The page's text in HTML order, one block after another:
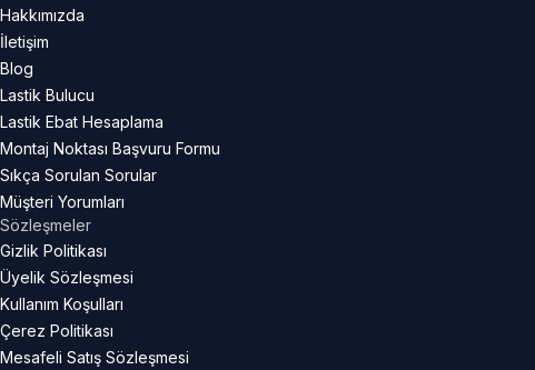
Hakkımızda
İletişim
Blog
Lastik Bulucu
Lastik Ebat Hesaplama
Montaj Noktası Başvuru Formu
Sıkça Sorulan Sorular
Müşteri Yorumları
Sözleşmeler
Gizlik Politikası
Üyelik Sözleşmesi
Kullanım Koşulları
Çerez Politikası
Mesafeli Satış Sözleşmesi